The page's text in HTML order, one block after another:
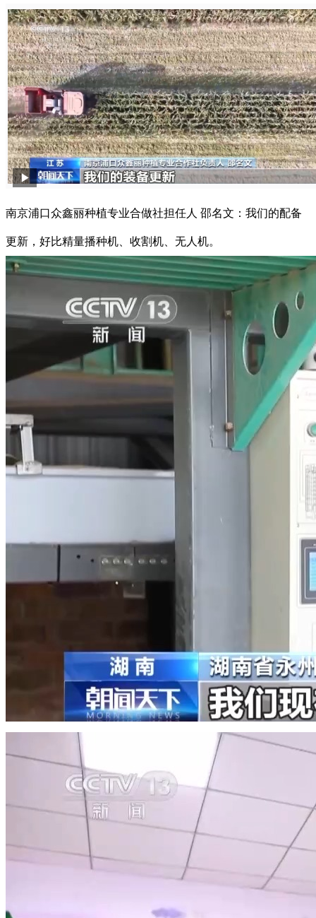
南京浦口众鑫丽种植专业合做社担任人 邵名文：我们的配备
更新，好比精量播种机、收割机、无人机。